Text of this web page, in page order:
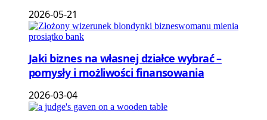
2026-05-21
Jaki biznes na własnej działce wybrać –
pomysły i możliwości finansowania
2026-03-04